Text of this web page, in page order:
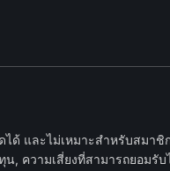
ด้ และไม่เหมาะสำหรับสมา
, ความเสี่ยงที่สามารถยอมรั